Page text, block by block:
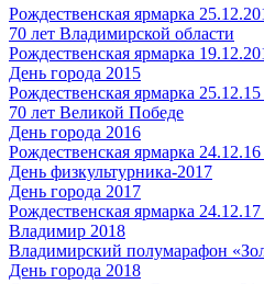
Рождественская ярмарка
70 лет Владимирской области
Рождественская ярмарка
День города 2015
Рождественская ярмарка
70 лет Великой Победе
День города 2016
Рождественская ярмарка
День физкультурника-2017
День города 2017
Рождественская ярмарка
Владимир 2018
Владимирский полумарафон
День города 2018